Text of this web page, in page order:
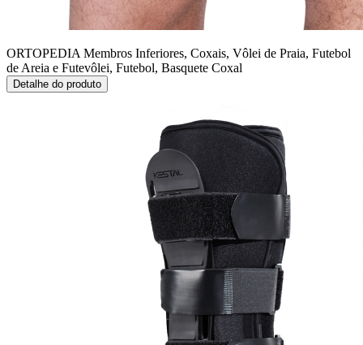
ORTOPEDIA Membros Inferiores, Coxais, Vôlei de Praia, Futebol
de Areia e Futevôlei, Futebol, Basquete Coxal
Detalhe do produto